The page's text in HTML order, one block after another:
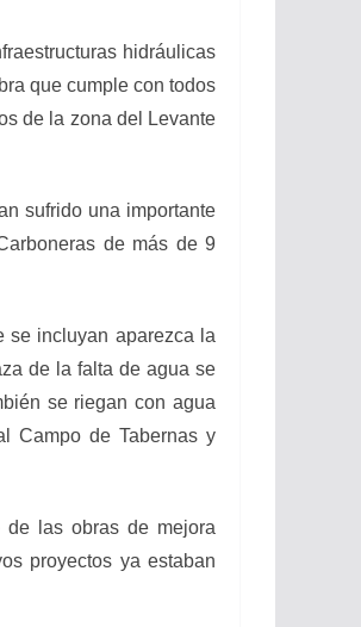
hidráulicas
que cumple con todos
de la zona del Levante
sufrido una importante
de más de 9
se incluyan aparezca la
de la falta de agua se
se riegan con agua
Campo de Tabernas y
las obras de mejora
proyectos ya estaban